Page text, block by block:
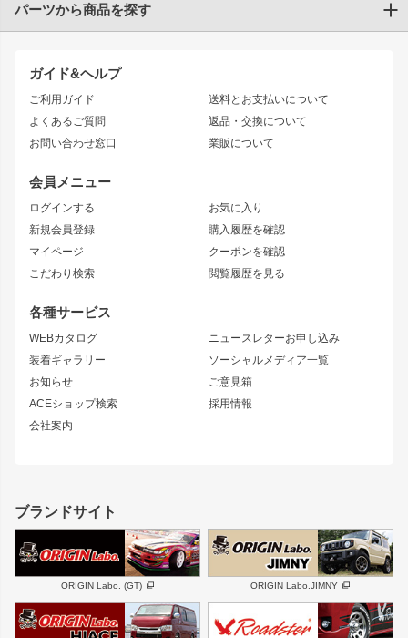
ガイド&ヘルプ
ご利用ガイド
よくあるご質問
お問い合わせ窓口
送料とお支払いについて
返品・交換について
業販について
会員メニュー
ログインする
新規会員登録
マイページ
こだわり検索
お気に入り
購入履歴を確認
クーポンを確認
閲覧履歴を見る
各種サービス
WEBカタログ
装着ギャラリー
お知らせ
ACEショップ検索
会社案内
ニュースレターお申し込み
ソーシャルメディア一覧
ご意見箱
採用情報
トヨタ
JZX90 CHASER
JZX110 MARK II
JZX100 MARK II
JZX90 MARK II
トレノ
マークX
アリスト
ソアラ
アルテッツァ
ニッサン
S15 シルビア
S14 シルビア 後期
S13 シルビア
180SX
シルエイティ
ワンビア
ローレル
セフィーロ
キャラバン
スズキ
GS350
SC
スバル 三菱
デリカ D:5
軽自動車 汎用
パーツから商品を探す
エアロシリーズ
ドリフトライン
風神
雷神
レーシングライン
アタックライン
ストリームライン
リアウイング
ジムニーパーツ
ホイール
MUD-S7
MUD-SR7
まつど家 鉄漢
ボンネット
フェンダー
サイドパーツ
リアゲート
メンテナンスパーツ
ハイエースパーツ
ホイール
DAYTONA-RS
DAYTONA-RS NEO
ブランドサイト
ORIGIN Labo. (GT) ORIGIN Labo.JIMNY